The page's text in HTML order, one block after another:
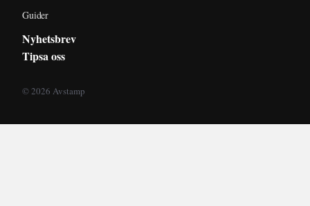
Guider
Nyhetsbrev
Tipsa oss
© 2026 Avstamp